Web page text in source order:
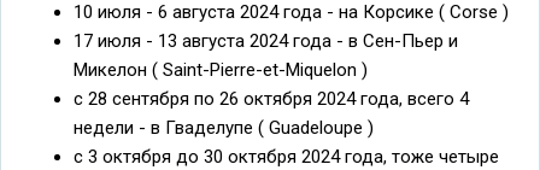
10 июля - 6 августа 2024 года - на Корсике ( Corse )
17 июля - 13 августа 2024 года - в Сен-Пьер и
Микелон ( Saint-Pierre-et-Miquelon )
с 28 сентября по 26 октября 2024 года, всего 4
недели - в Гваделупе ( Guadeloupe )
с 3 октября до 30 октября 2024 года, тоже четыре